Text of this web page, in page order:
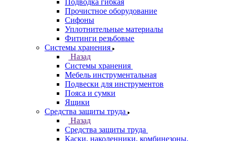
Подводка гибкая
Прочистное оборудование
Сифоны
Уплотнительные материалы
Фитинги резьбовые
Системы хранения
Назад
Системы хранения
Мебель инструментальная
Подвески для инструментов
Пояса и сумки
Ящики
Средства защиты труда
Назад
Средства защиты труда
Каски, наколенники, комбинезоны,